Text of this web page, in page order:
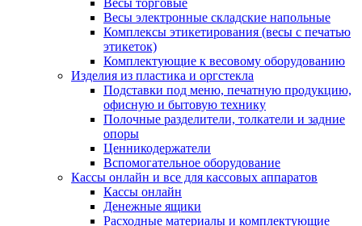
Весы торговые
Весы электронные складские напольные
Комплексы этикетирования (весы с печатью
этикеток)
Комплектующие к весовому оборудованию
Изделия из пластика и оргстекла
Подставки под меню, печатную продукцию,
офисную и бытовую технику
Полочные разделители, толкатели и задние
опоры
Ценникодержатели
Вспомогательное оборудование
Кассы онлайн и все для кассовых аппаратов
Кассы онлайн
Денежные ящики
Расходные материалы и комплектующие